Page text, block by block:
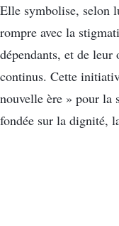
Elle symbolise, selon
rompre avec la
dépendants, et de
continus. Cette
nouvelle ère » pour la
fondée sur la dignité,